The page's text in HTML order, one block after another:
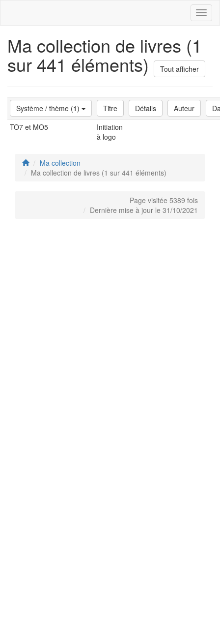
Ma collection de livres (1
sur 441 éléments) Tout afficher
Système / thème (1) Titre Détails Auteur
TO7 et MO5
Initiation
à logo
Ma collection
Ma collection de livres (1 sur 441 éléments)
Page visitée 5389 fois
Dernière mise à jour le 31/10/2021